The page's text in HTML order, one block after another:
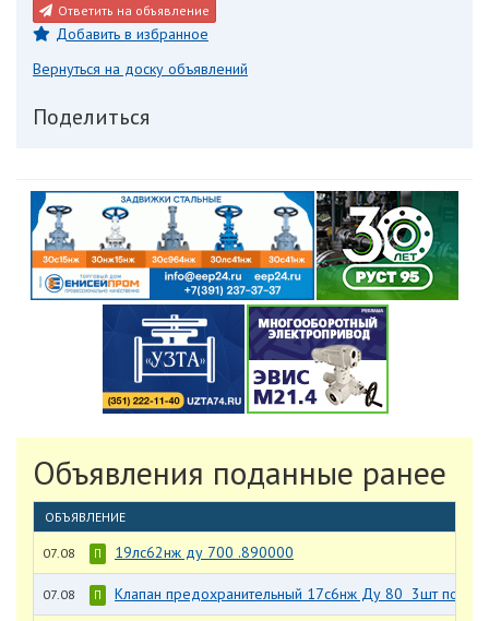
Ответить на объявление
Добавить в избранное
Вернуться на доску объявлений
Поделиться
Объявления поданные ранее
ОБЪЯВЛЕНИЕ
07.08 П 19лс62нж ду 700 .890000
07.08 П Клапан предохранительный 17с6нж Ду 80 3шт по